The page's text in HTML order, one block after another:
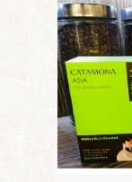
泡頭的自
開水與咖
更加順口